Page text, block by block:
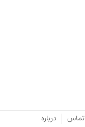
تماس درباره